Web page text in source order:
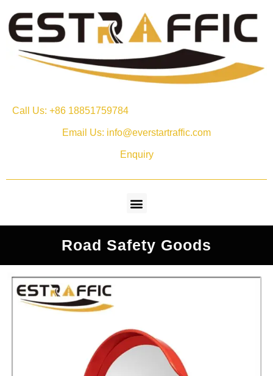
Call Us: +86 18851759784
Email Us: info@everstartraffic.com
Enquiry
Road Safety Goods